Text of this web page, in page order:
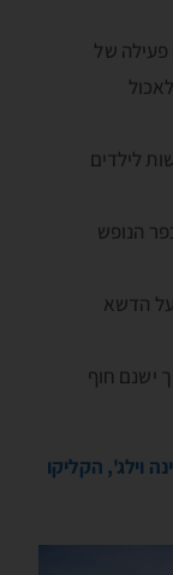
פעילה של
לילדים
הנופש
על הדשא
ישנם חוף
וילג', הקליקו